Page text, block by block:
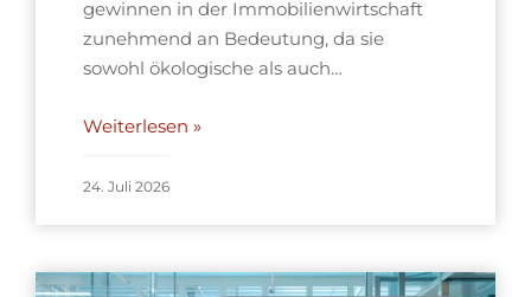
gewinnen in der Immobilienwirtschaft
zunehmend an Bedeutung, da sie
sowohl ökologische als auch…
Weiterlesen »
24. Juli 2026